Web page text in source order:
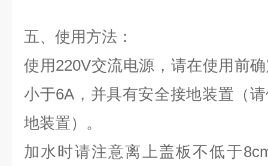
五、使用方法：
使用220V交流电源，请在使用前
小于6A，并具有安全接地装置（
地装置）。
加水时请注意离上盖板不低于